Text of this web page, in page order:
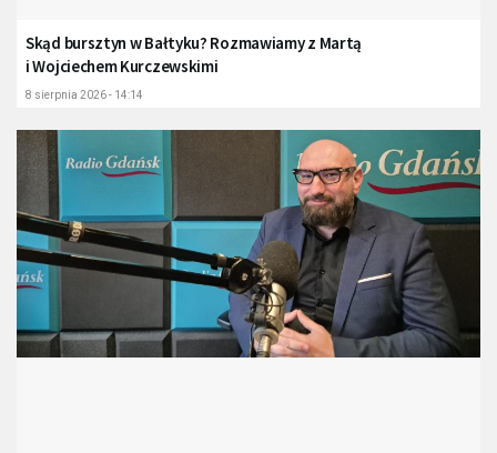
Skąd bursztyn w Bałtyku? Rozmawiamy z Martą
i Wojciechem Kurczewskimi
8 sierpnia 2026 - 14:14